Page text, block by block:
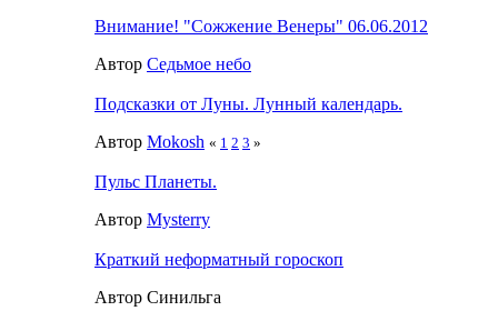
Внимание! "Сожжение Венеры" 06.06.2012
Автор Седьмое небо
Подсказки от Луны. Лунный календарь.
Автор Mokosh « 1 2 3 »
Пульс Планеты.
Автор Mysterry
Краткий неформатный гороскоп
Автор Синильга